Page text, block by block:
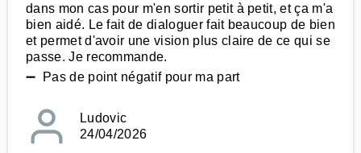
dans mon cas pour m'en sortir petit à petit, et ça m'a
bien aidé. Le fait de dialoguer fait beaucoup de bien
et permet d'avoir une vision plus claire de ce qui se
passe. Je recommande.
➖ Pas de point négatif pour ma part
Ludovic
24/04/2026